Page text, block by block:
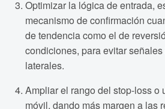
Optimizar la lógica de entrada,
mecanismo de confirmación
de tendencia como el de
condiciones, para evitar
laterales.
Ampliar el rango del stop-loss o
móvil, dando más margen a las